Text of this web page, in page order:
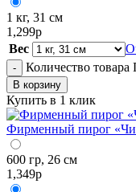
1 кг, 31 см
1,299р
Вес
- Количество
В корзину
Купить в 1 клик
Фирменный пирог
600 гр, 26 см
1,349р